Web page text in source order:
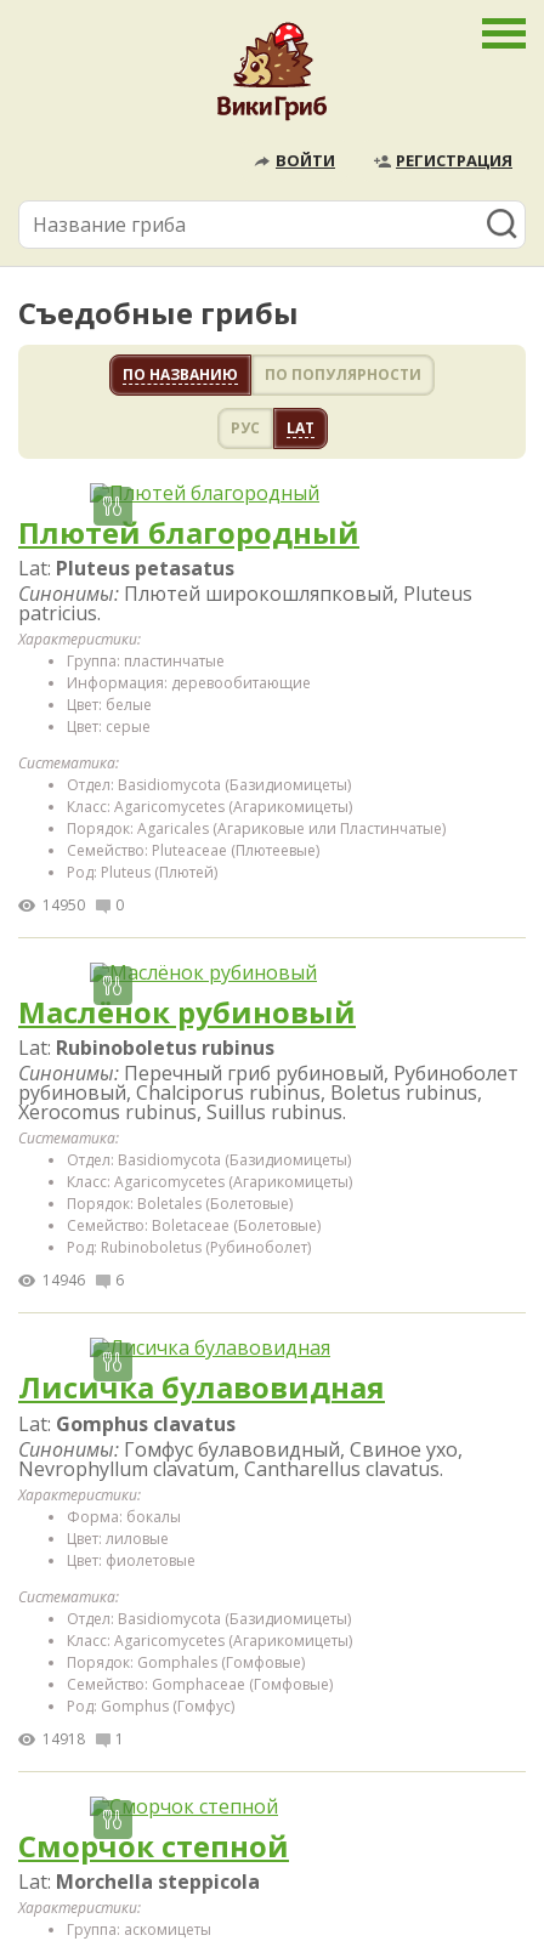
ВОЙТИ РЕГИСТРАЦИЯ
Съедобные грибы
ПО НАЗВАНИЮ ПО ПОПУЛЯРНОСТИ
РУС LAT
Плютей благородный
Lat: Pluteus petasatus
Синонимы: Плютей широкошляпковый, Pluteus
patricius.
Характеристики:
Группа: пластинчатые
Информация: деревообитающие
Цвет: белые
Цвет: серые
Систематика:
Отдел: Basidiomycota (Базидиомицеты)
Класс: Agaricomycetes (Агарикомицеты)
Порядок: Agaricales (Агариковые или Пластинчатые)
Семейство: Pluteaceae (Плютеевые)
Род: Pluteus (Плютей)
14950
0
Маслёнок рубиновый
Lat: Rubinoboletus rubinus
Синонимы: Перечный гриб рубиновый, Рубиноболет
рубиновый, Chalciporus rubinus, Boletus rubinus,
Xerocomus rubinus, Suillus rubinus.
Систематика:
Отдел: Basidiomycota (Базидиомицеты)
Класс: Agaricomycetes (Агарикомицеты)
Порядок: Boletales (Болетовые)
Семейство: Boletaceae (Болетовые)
Род: Rubinoboletus (Рубиноболет)
14946
6
Лисичка булавовидная
Lat: Gomphus clavatus
Синонимы: Гомфус булавовидный, Свиное ухо,
Nevrophyllum clavatum, Cantharellus clavatus.
Характеристики:
Форма: бокалы
Цвет: лиловые
Цвет: фиолетовые
Систематика:
Отдел: Basidiomycota (Базидиомицеты)
Класс: Agaricomycetes (Агарикомицеты)
Порядок: Gomphales (Гомфовые)
Семейство: Gomphaceae (Гомфовые)
Род: Gomphus (Гомфус)
14918
1
Сморчок степной
Lat: Morchella steppicola
Характеристики:
Группа: аскомицеты